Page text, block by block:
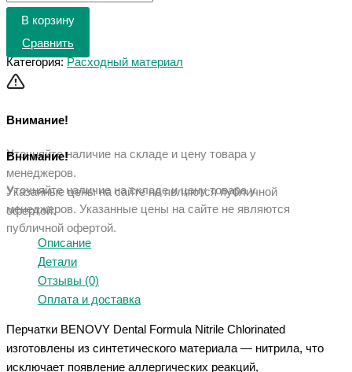
В корзину
Сравнить
Категория: Расходный материал
Внимание!
Уточняйте наличие на складе и цену товара у
менеджеров.
Указанные цены на сайте не являются публичной
офертой.
Внимание!
Уточняйте наличие на складе и цену товара у
менеджеров. Указанные цены на сайте не являются
публичной офертой.
Описание
Детали
Отзывы (0)
Оплата и доставка
Перчатки BENOVY Dental Formula Nitrile Chlorinated
изготовлены из синтетического материала — нитрила, что
исключает появление аллергических реакций,